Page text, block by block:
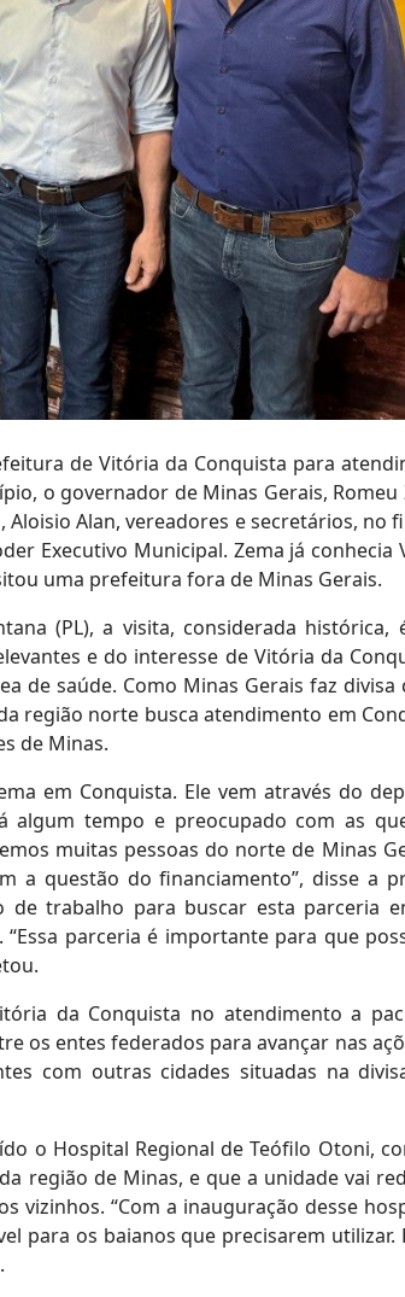
de Vitória da Conquista para
o governador de Minas Gerais, Romeu
Alan, vereadores e secretários, no
Executivo Municipal. Zema já conhecia
uma prefeitura fora de Minas Gerais.
(PL), a visita, considerada histórica,
e do interesse de Vitória da
de saúde. Como Minas Gerais faz divisa
região norte busca atendimento em
de Minas.
em Conquista. Ele vem através do
algum tempo e preocupado com as
muitas pessoas do norte de Minas
a questão do financiamento”, disse a
de trabalho para buscar esta parceria
parceria é importante para que
da Conquista no atendimento a
os entes federados para avançar nas
com outras cidades situadas na
o Hospital Regional de Teófilo Otoni,
região de Minas, e que a unidade vai
vizinhos. “Com a inauguração desse
para os baianos que precisarem utilizar.